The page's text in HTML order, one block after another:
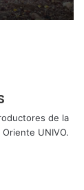
de la
UNIVO.